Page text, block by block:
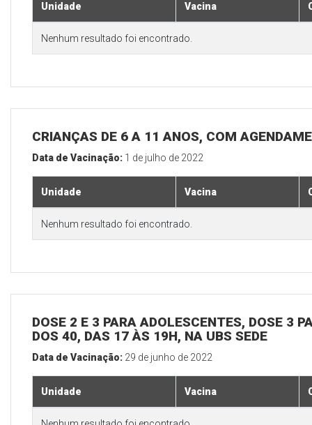
Unidade Vacina
Nenhum resultado foi encontrado.
CRIANÇAS DE 6 A 11 ANOS, COM
Data de Vacinação: 1 de julho de 2022
Unidade Vacina
Nenhum resultado foi encontrado.
DOSE 2 E 3 PARA ADOLESCENTES, DOSE 3
DOS 40, DAS 17 ÀS 19H, NA UBS SEDE
Data de Vacinação: 29 de junho de 2022
Unidade Vacina